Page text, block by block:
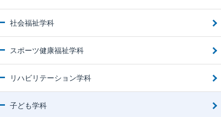
社会福祉学科
スポーツ健康福祉学科
リハビリテーション学科
子ども学科